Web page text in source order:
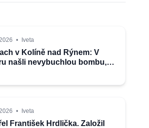
• Iveta
v Kolíně nad Rýnem: V
našli nevybuchlou bombu,
• Iveta
František Hrdlička. Založil